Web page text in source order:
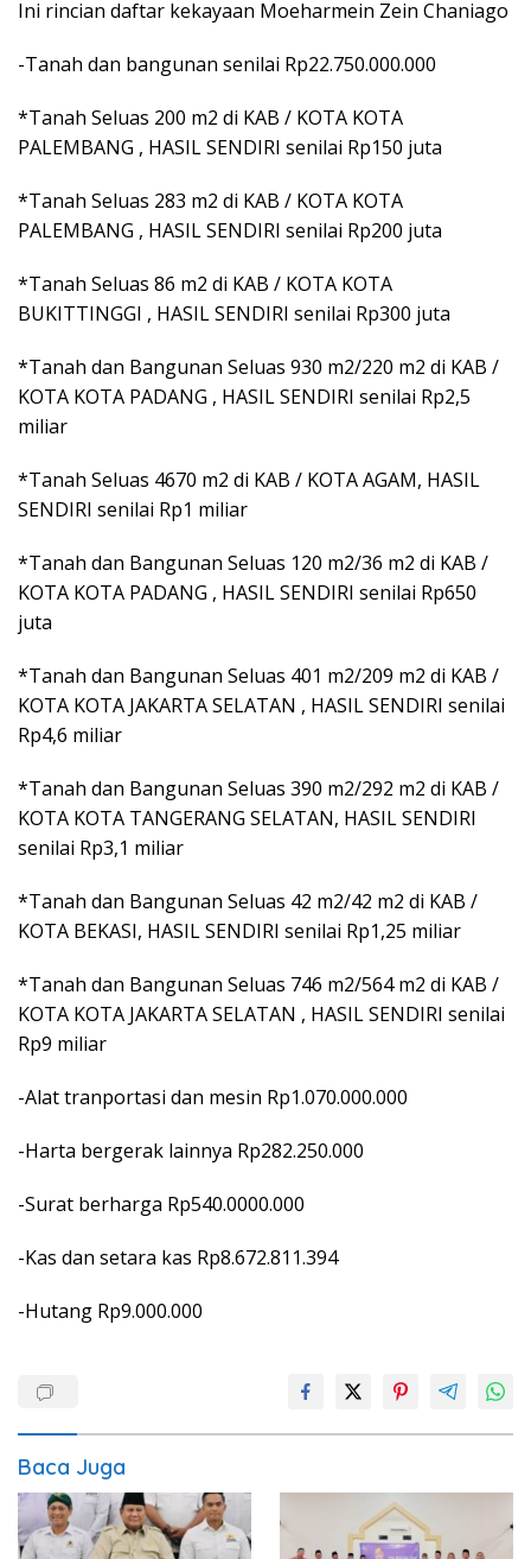
Ini rincian daftar kekayaan Moeharmein Zein Chaniago
-Tanah dan bangunan senilai Rp22.750.000.000
*Tanah Seluas 200 m2 di KAB / KOTA KOTA
PALEMBANG , HASIL SENDIRI senilai Rp150 juta
*Tanah Seluas 283 m2 di KAB / KOTA KOTA
PALEMBANG , HASIL SENDIRI senilai Rp200 juta
*Tanah Seluas 86 m2 di KAB / KOTA KOTA
BUKITTINGGI , HASIL SENDIRI senilai Rp300 juta
*Tanah dan Bangunan Seluas 930 m2/220 m2 di KAB /
KOTA KOTA PADANG , HASIL SENDIRI senilai Rp2,5
miliar
*Tanah Seluas 4670 m2 di KAB / KOTA AGAM, HASIL
SENDIRI senilai Rp1 miliar
*Tanah dan Bangunan Seluas 120 m2/36 m2 di KAB /
KOTA KOTA PADANG , HASIL SENDIRI senilai Rp650
juta
*Tanah dan Bangunan Seluas 401 m2/209 m2 di KAB /
KOTA KOTA JAKARTA SELATAN , HASIL SENDIRI senilai
Rp4,6 miliar
*Tanah dan Bangunan Seluas 390 m2/292 m2 di KAB /
KOTA KOTA TANGERANG SELATAN, HASIL SENDIRI
senilai Rp3,1 miliar
*Tanah dan Bangunan Seluas 42 m2/42 m2 di KAB /
KOTA BEKASI, HASIL SENDIRI senilai Rp1,25 miliar
*Tanah dan Bangunan Seluas 746 m2/564 m2 di KAB /
KOTA KOTA JAKARTA SELATAN , HASIL SENDIRI senilai
Rp9 miliar
-Alat tranportasi dan mesin Rp1.070.000.000
-Harta bergerak lainnya Rp282.250.000
-Surat berharga Rp540.0000.000
-Kas dan setara kas Rp8.672.811.394
-Hutang Rp9.000.000
Baca Juga